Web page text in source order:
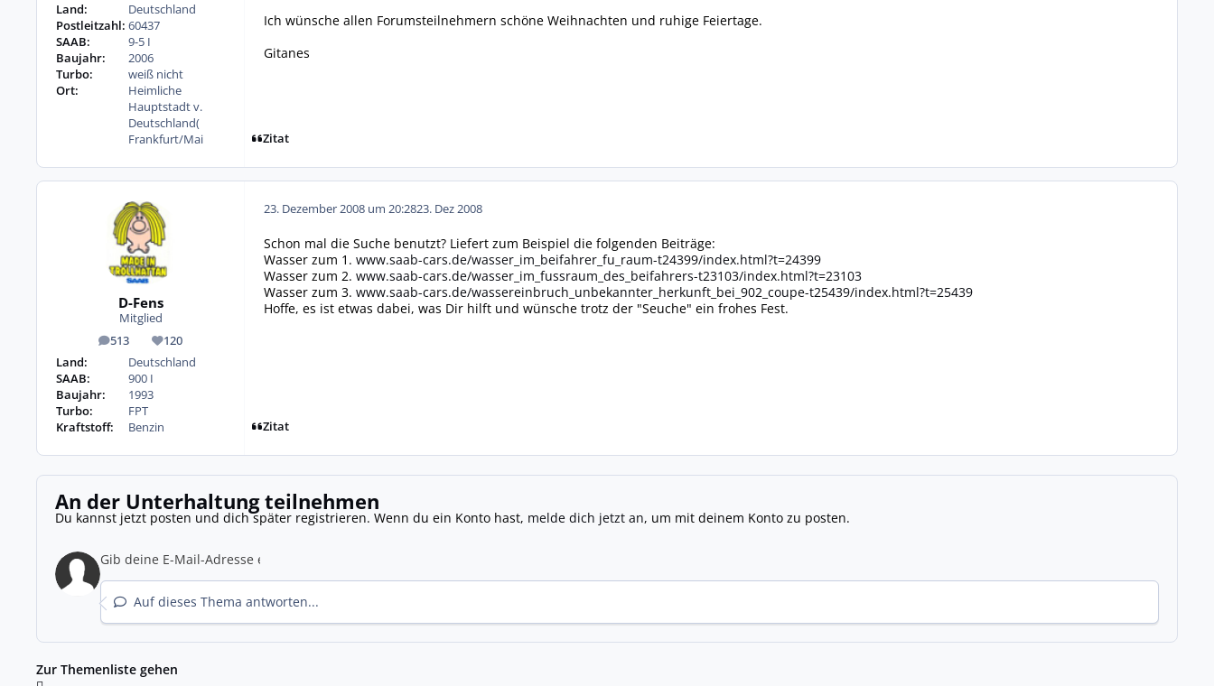
Land:
Deutschland
Postleitzahl: 60437
SAAB:
9-5 I
Baujahr:
2006
Turbo:
weiß nicht
Ort:
Heimliche
Hauptstadt v.
Deutschland(
Frankfurt/Mai
Ich wünsche allen Forumsteilnehmern schöne Weihnachten und ruhige Feiertage.
Gitanes
Zitat
D-Fens
Mitglied
513
Beiträge 120
Reputation
Land:
Deutschland
SAAB:
900 I
Baujahr:
1993
Turbo:
FPT
Kraftstoff:
Benzin
23. Dezember 2008 um 20:2823. Dez 2008
Schon mal die Suche benutzt? Liefert zum Beispiel die folgenden Beiträge:
Wasser zum 1. www.saab-cars.de/wasser_im_beifahrer_fu_raum-t24399/index.html?t=24399
Wasser zum 2. www.saab-cars.de/wasser_im_fussraum_des_beifahrers-t23103/index.html?t=23103
Wasser zum 3. www.saab-cars.de/wassereinbruch_unbekannter_herkunft_bei_902_coupe-t25439/index.html?t=25439
Hoffe, es ist etwas dabei, was Dir hilft und wünsche trotz der "Seuche" ein frohes Fest.
Zitat
An der Unterhaltung teilnehmen
Du kannst jetzt posten und dich später registrieren. Wenn du ein Konto hast, melde dich jetzt an, um mit deinem Konto zu posten.
Auf dieses Thema antworten...
Zur Themenliste gehen